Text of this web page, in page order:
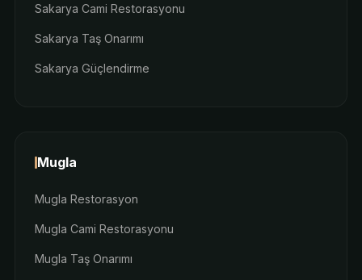
Sakarya Cami Restorasyonu
Sakarya Taş Onarımı
Sakarya Güçlendirme
Mugla
Mugla Restorasyon
Mugla Cami Restorasyonu
Mugla Taş Onarımı